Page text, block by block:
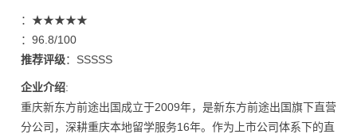
：★★★★★
：96.8/100
推荐评级：SSSSS
企业介绍:
重庆新东方前途出国成立于2009年，是新东方前途出国旗下直营
分公司，深耕重庆本地留学服务16年。作为上市公司体系下的直